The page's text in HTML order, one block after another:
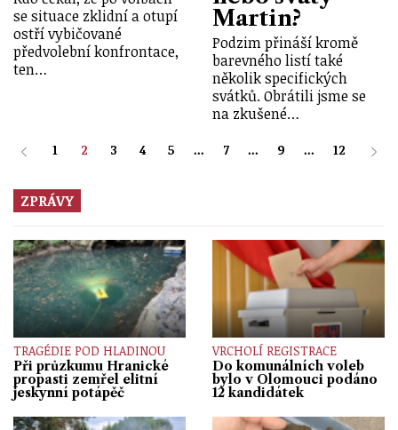
se situace zklidní a otupí
ostří vybičované
předvolební konfrontace,
ten…
Martin?
Podzim přináší kromě
barevného listí také
několik specifických
svátků. Obrátili jsme se
na zkušené…
1 2 3 4 5 ... 7 ... 9 ... 12
ZPRÁVY
TRAGÉDIE POD HLADINOU
Při průzkumu Hranické
propasti zemřel elitní
jeskynní potápěč
VRCHOLÍ REGISTRACE
Do komunálních voleb
bylo v Olomouci podáno
12 kandidátek